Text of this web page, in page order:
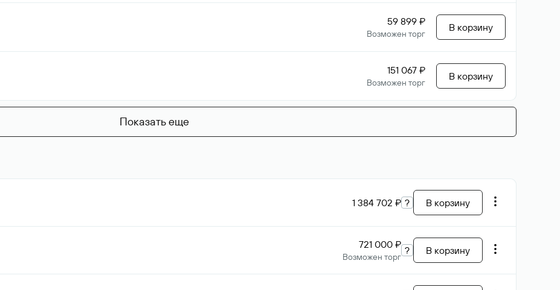
59 899 ₽
Возможен торг
В корзину
151 067 ₽
Возможен торг
В корзину
Показать еще
1 384 702 ₽ ? В корзину
721 000 ₽
Возможен торг
? В корзину